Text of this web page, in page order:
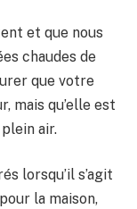
et que nous
chaudes de
que votre
mais qu’elle est
air.
lorsqu’il s’agit
la maison,